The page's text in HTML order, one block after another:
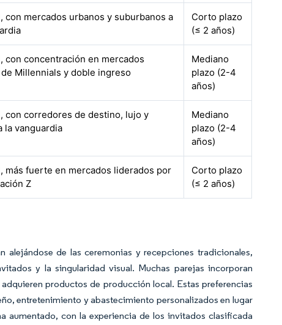
con mercados urbanos y suburbanos a
Corto plazo
(≤ 2 años)
con concentración en mercados
Millennials y doble ingreso
Mediano
plazo (2-4
años)
con corredores de destino, lujo y
la vanguardia
Mediano
plazo (2-4
años)
más fuerte en mercados liderados por
Z
Corto plazo
(≤ 2 años)
de las ceremonias y recepciones tradicionales,
y la singularidad visual. Muchas parejas incorporan
productos de producción local. Estas preferencias
entretenimiento y abastecimiento personalizados en lugar
aumentado, con la experiencia de los invitados clasificada